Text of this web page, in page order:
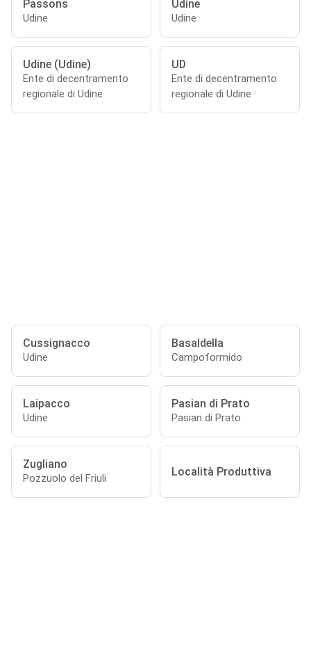
Passons
Udine
Udine
Udine
Udine (Udine)
Ente di decentramento
regionale di Udine
UD
Ente di decentramento
regionale di Udine
Cussignacco
Udine
Basaldella
Campoformido
Laipacco
Udine
Pasian di Prato
Pasian di Prato
Zugliano
Pozzuolo del Friuli Località Produttiva